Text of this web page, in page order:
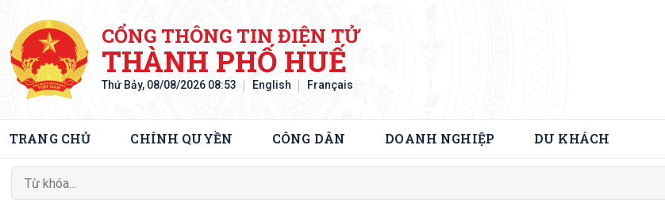
CỔNG THÔNG TIN ĐIỆN TỬ
THÀNH PHỐ HUẾ
Thứ Bảy, 08/08/2026 08:53 English Français
TRANG CHỦ CHÍNH QUYỀN CÔNG DÂN DOANH NGHIỆP DU KHÁCH